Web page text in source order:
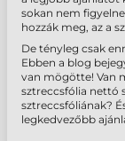
sokan nem
hozzák meg, az a
De tényleg csak
Ebben a blog
van mögötte! Van
sztreccsfólia nettó
sztreccsfóliának?
legkedvezőbb